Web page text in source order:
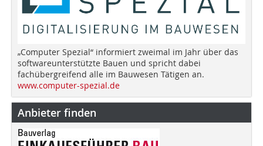
„Computer Spezial“ informiert zweimal im Jahr über das
softwareunterstützte Bauen und spricht dabei
fachübergreifend alle im Bauwesen Tätigen an.
www.computer-spezial.de
Anbieter finden